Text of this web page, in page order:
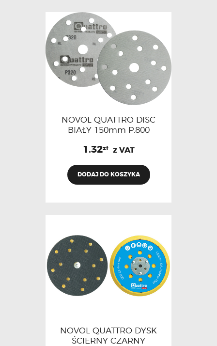
NOVOL QUATTRO DISC
BIAŁY 150mm P.800
1.32zł z VAT
DODAJ DO KOSZYKA
NOVOL QUATTRO DYSK
ŚCIERNY CZARNY